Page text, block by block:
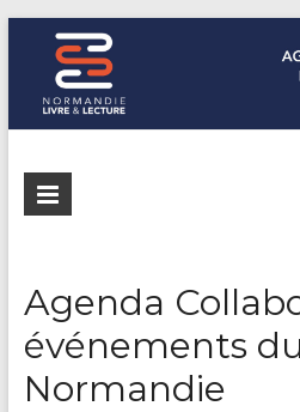
Normandie
L'agence de coopération des
Agenda
événements
Normandie